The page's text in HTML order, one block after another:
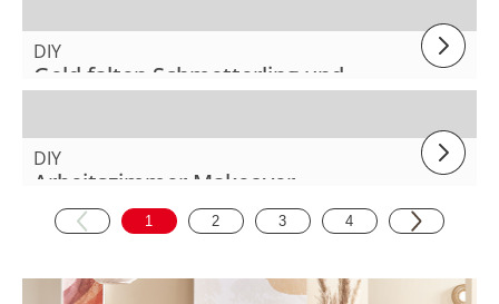
DIY
Geld falten Schmetterling und
DIY
Arbeitszimmer Makeover
1 2 3 4